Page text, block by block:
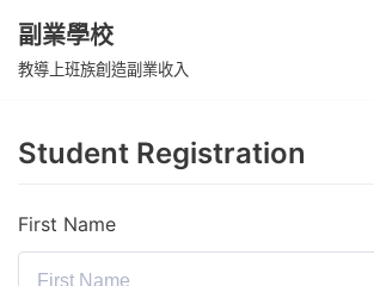
Skip
副業學校
教導上班族創造副業收入
Student Registration
First Name